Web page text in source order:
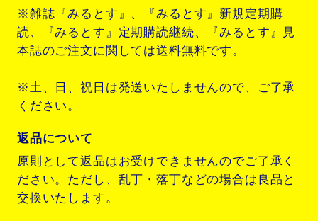
※雑誌『みるとす』、『みるとす』新規定期購
読、『みるとす』定期購読継続、『みるとす』見
本誌のご注文に関しては送料無料です。
※土、日、祝日は発送いたしませんので、ご了承
ください。
返品について
原則として返品はお受けできませんのでご了承く
ださい。ただし、乱丁・落丁などの場合は良品と
交換いたします。